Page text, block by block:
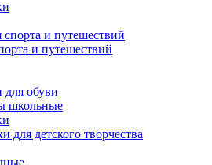
и путешествий
обуви
школьные
для детского творчества